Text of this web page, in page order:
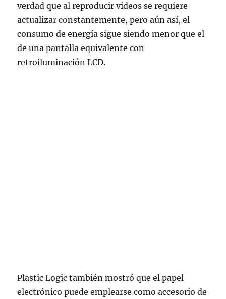
verdad que al reproducir videos se requiere
actualizar constantemente, pero aún así, el
consumo de energía sigue siendo menor que el
de una pantalla equivalente con
retroiluminación LCD.
Plastic Logic también mostró que el papel
electrónico puede emplearse como accesorio de